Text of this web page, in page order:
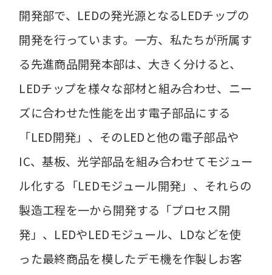
開発部で、LEDの発光源となるLEDチップの
開発を行っています。一方、私たちが所属す
る先進商品開発本部は、大きく分けると、
LEDチップを様々な部材と組み合わせ、ニー
ズに合わせた性能を出す電子部品にする
「LED開発」、そのLEDと他の電子部品や
IC、基板、光学部品を組み合わせてモジュー
ル化する「LEDモジュール開発」、それらの
製造工程を一から開発する「プロセス開
発」、LEDやLEDモジュール、LDなどを使
った最終商品を模したデモ機を作製しお客